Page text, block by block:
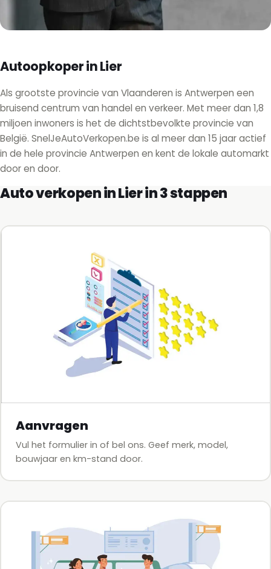
Autoopkoper in Lier
Als grootste provincie van Vlaanderen is Antwerpen een
bruisend centrum van handel en verkeer. Met meer dan 1,8
miljoen inwoners is het de dichtstbevolkte provincie van
België. SnelJeAutoVerkopen.be is al meer dan 15 jaar actief
in de hele provincie Antwerpen en kent de lokale automarkt
door en door.
Auto verkopen in Lier in 3 stappen
Aanvragen
Vul het formulier in of bel ons. Geef merk, model,
bouwjaar en km-stand door.